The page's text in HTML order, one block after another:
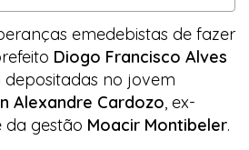
emedebistas de fazer
Diogo Francisco Alves
no jovem
Alexandre Cardozo, ex-
da gestão Moacir Montibeler.